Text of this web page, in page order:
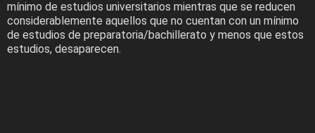
mínimo de estudios universitarios mientras que se reducen
considerablemente aquellos que no cuentan con un mínimo
de estudios de preparatoria/bachillerato y menos que estos
estudios, desaparecen.